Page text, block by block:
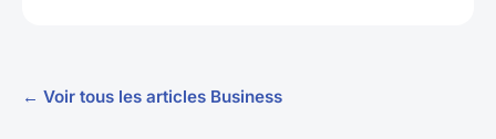
← Voir tous les articles Business